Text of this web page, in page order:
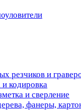
резчиков и
кодировка
и сверление
фанеры,